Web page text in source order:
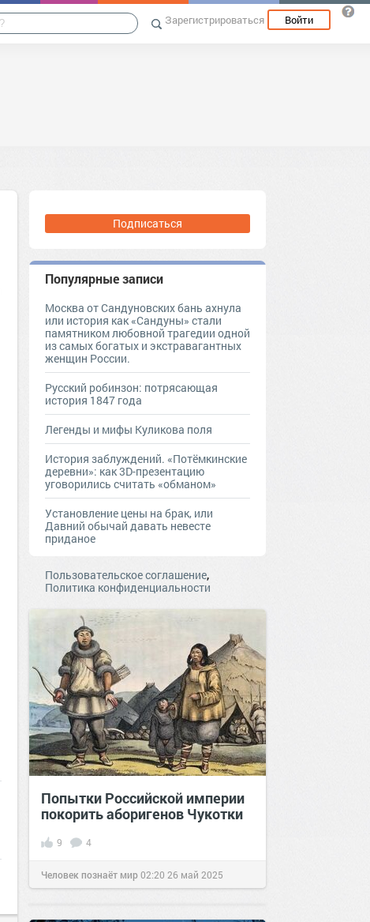
Зарегистрироваться Войти
Подписаться
Популярные записи
Москва от Сандуновских бань ахнула
или история как «Сандуны» стали
памятником любовной трагедии одной
из самых богатых и экстравагантных
женщин России.
Русский робинзон: потрясающая
история 1847 года
Легенды и мифы Куликова поля
История заблуждений. «Потёмкинские
деревни»: как 3D-презентацию
уговорились считать «обманом»
Установление цены на брак, или
Давний обычай давать невесте
приданое
Пользовательское соглашение,
Политика конфиденциальности
Попытки Российской империи
покорить аборигенов Чукотки
9 4
Человек познаёт мир02:20 26 май 2025